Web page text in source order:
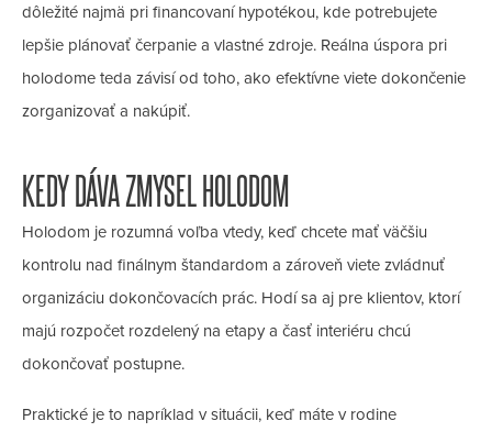
dôležité najmä pri financovaní hypotékou, kde potrebujete
lepšie plánovať čerpanie a vlastné zdroje. Reálna úspora pri
holodome teda závisí od toho, ako efektívne viete dokončenie
zorganizovať a nakúpiť.
KEDY DÁVA ZMYSEL HOLODOM
Holodom je rozumná voľba vtedy, keď chcete mať väčšiu
kontrolu nad finálnym štandardom a zároveň viete zvládnuť
organizáciu dokončovacích prác. Hodí sa aj pre klientov, ktorí
majú rozpočet rozdelený na etapy a časť interiéru chcú
dokončovať postupne.
Praktické je to napríklad v situácii, keď máte v rodine